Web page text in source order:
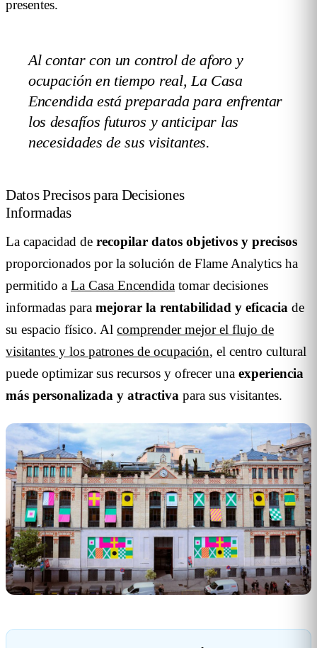
presentes.
Al contar con un control de aforo y
ocupación en tiempo real, La Casa
Encendida está preparada para enfrentar
los desafíos futuros y anticipar las
necesidades de sus visitantes.
Datos Precisos para Decisiones
Informadas
La capacidad de recopilar datos objetivos y precisos
proporcionados por la solución de Flame Analytics ha
permitido a La Casa Encendida tomar decisiones
informadas para mejorar la rentabilidad y eficacia de
su espacio físico. Al comprender mejor el flujo de
visitantes y los patrones de ocupación, el centro cultural
puede optimizar sus recursos y ofrecer una experiencia
más personalizada y atractiva para sus visitantes.